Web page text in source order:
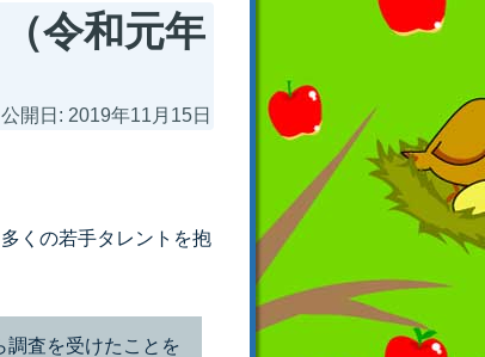
令和元年
公開日: 2019年11月15日
くの若手タレントを抱
調査を受けたことを